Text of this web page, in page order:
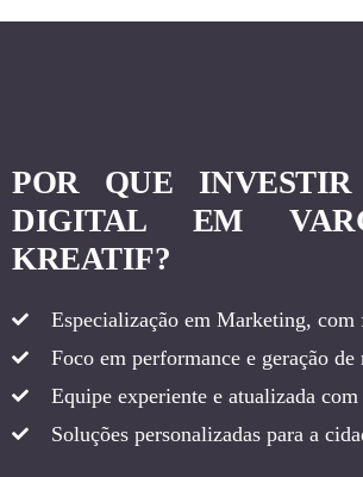
POR QUE
DIGITAL EM
KREATIF?
Especialização em Marketing, com
Foco em performance e geração de
Equipe experiente e atualizada
Soluções personalizadas para a